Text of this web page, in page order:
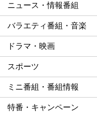
ニュース・情報番組
バラエティ番組・音楽
ドラマ・映画
スポーツ
ミニ番組・番組情報
特番・キャンペーン